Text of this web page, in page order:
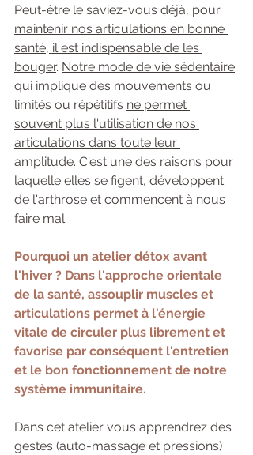
Peut-être le saviez-vous déjà, pour
maintenir nos articulations en bonne
santé, il est indispensable de les
bouger. Notre mode de vie sédentaire
qui implique des mouvements ou
limités ou répétitifs ne permet
souvent plus l'utilisation de nos
articulations dans toute leur
amplitude. C'est une des raisons pour
laquelle elles se figent, développent
de l'arthrose et commencent à nous
faire mal.
Pourquoi un atelier détox avant
l'hiver ? Dans l'approche orientale
de la santé, assouplir muscles et
articulations permet à l'énergie
vitale de circuler plus librement et
favorise par conséquent l'entretien
et le bon fonctionnement de notre
système immunitaire.
Dans cet atelier vous apprendrez des
gestes (auto-massage et pressions)